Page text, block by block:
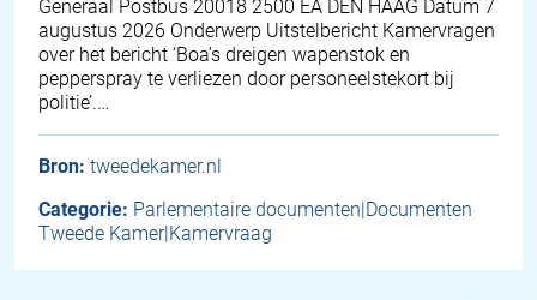
Generaal Postbus 20018 2500 EA DEN HAAG Datum 7
augustus 2026 Onderwerp Uitstelbericht Kamervragen
over het bericht ‘Boa’s dreigen wapenstok en
pepperspray te verliezen door personeelstekort bij
politie’.…
Bron: tweedekamer.nl
Categorie: Parlementaire documenten|Documenten
Tweede Kamer|Kamervraag